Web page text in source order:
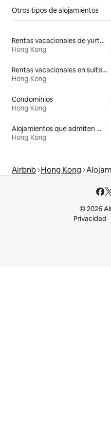
Otros tipos de alojamientos
Rentas vacacionales de yurtas con jacuzzi
Hong Kong
Rentas vacacionales en suites privadas
Hong Kong
Condominios
Hong Kong
Alojamientos que admiten mascotas
Hong Kong
Airbnb Hong Kong
© 2026
Privacidad